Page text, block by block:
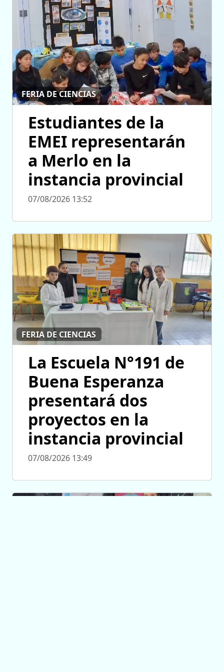
FERIA DE CIENCIAS
Estudiantes de la
EMEI representarán
a Merlo en la
instancia provincial
07/08/2026 13:52
FERIA DE CIENCIAS
La Escuela N°191 de
Buena Esperanza
presentará dos
proyectos en la
instancia provincial
07/08/2026 13:49